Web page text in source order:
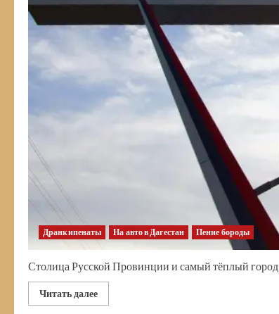
Дранкипенаты На авто в Дагестан Пение бороды
Столица Русской Провинции и самый тёплый город
Читать далееПрочитать
больше